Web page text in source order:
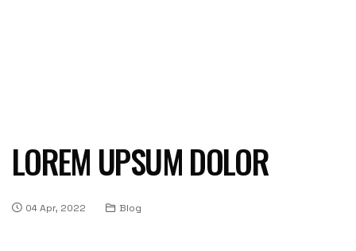
LOREM UPSUM DOLOR
04 Apr, 2022 Blog